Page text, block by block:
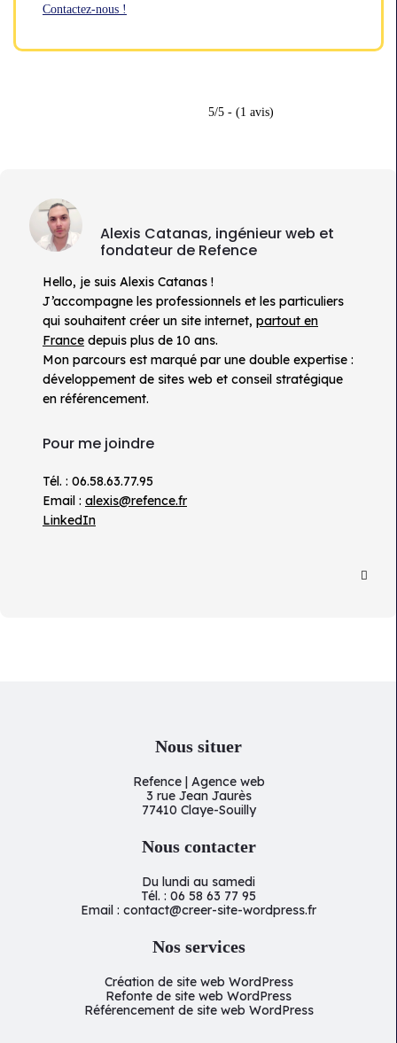
Contactez-nous !
5/5 - (1 avis)
Alexis Catanas, ingénieur web et
fondateur de Refence
Hello, je suis Alexis Catanas !
J’accompagne les professionnels et les particuliers
qui souhaitent créer un site internet, partout en
France depuis plus de 10 ans.
Mon parcours est marqué par une double expertise :
développement de sites web et conseil stratégique
en référencement.
Pour me joindre
Tél. : 06.58.63.77.95
Email : alexis@refence.fr
LinkedIn
Nous situer
Refence | Agence web
3 rue Jean Jaurès
77410 Claye-Souilly
Nous contacter
Du lundi au samedi
Tél. : 06 58 63 77 95
Email : contact@creer-site-wordpress.fr
Nos services
Création de site web WordPress
Refonte de site web WordPress
Référencement de site web WordPress